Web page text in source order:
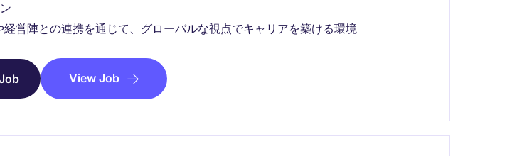
経営陣との連携を通じて、グローバルな視点でキャリアを築ける環境
View Job